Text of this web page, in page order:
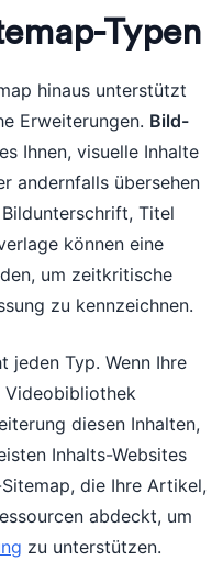
Typen
hinaus unterstützt
Erweiterungen. Bild-
Ihnen, visuelle Inhalte
andernfalls übersehen
Titel
können eine
um zeitkritische
zu kennzeichnen.
jeden Typ. Wenn Ihre
Videobibliothek
diesen Inhalten,
Inhalts-Websites
die Ihre Artikel,
abdeckt, um
zu unterstützen.